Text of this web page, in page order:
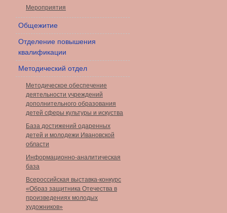
Мероприятия
Общежитие
Отделение повышения
квалификации
Методический отдел
Методическое обеспечение
деятельности учреждений
дополнительного образования
детей сферы культуры и искуства
База достижений одаренных
детей и молодежи Ивановской
области
Информационно-аналитическая
база
Всероссийская выставка-конкурс
«Образ защитника Отечества в
произведениях молодых
художников»